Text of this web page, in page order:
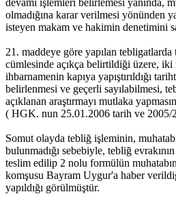
olmadığına karar verilmesi yönünden
isteyen makam ve hakimin denetimini
21. maddeye göre yapılan
cümlesinde açıkça belirtildiği üzere, iki
ihbarnamenin kapıya yapıştırıldığı
belirlenmesi ve geçerli sayılabilmesi,
açıklanan araştırmayı mutlaka
( HGK. nun 25.01.2006 tarih ve 2005/
Somut olayda tebliğ işleminin,
bulunmadığı sebebiyle, tebliğ
teslim edilip 2 nolu formülün muhatabın
komşusu Bayram Uygur'a haber
yapıldığı görülmüştür.